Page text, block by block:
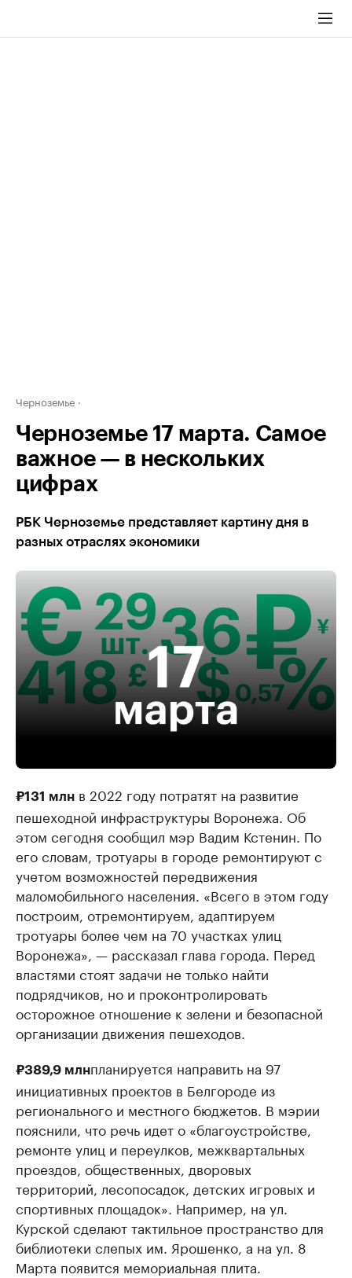
Черноземье
Черноземье 17 марта. Самое
важное — в нескольких
цифрах
РБК Черноземье представляет картину дня в
разных отраслях экономики
₽131 млн в 2022 году потратят на развитие
пешеходной инфраструктуры Воронежа. Об
этом сегодня сообщил мэр Вадим Кстенин. По
его словам, тротуары в городе ремонтируют с
учетом возможностей передвижения
маломобильного населения. «Всего в этом году
построим, отремонтируем, адаптируем
тротуары более чем на 70 участках улиц
Воронежа», — рассказал глава города. Перед
властями стоят задачи не только найти
подрядчиков, но и проконтролировать
осторожное отношение к зелени и безопасной
организации движения пешеходов.
₽389,9 млнпланируется направить на 97
инициативных проектов в Белгороде из
регионального и местного бюджетов. В мэрии
пояснили, что речь идет о «благоустройстве,
ремонте улиц и переулков, межквартальных
проездов, общественных, дворовых
территорий, лесопосадок, детских игровых и
спортивных площадок». Например, на ул.
Курской сделают тактильное пространство для
библиотеки слепых им. Ярошенко, а на ул. 8
Марта появится мемориальная плита.